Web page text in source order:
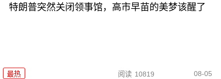
特朗普突然关闭领事馆，高市早苗的美梦该醒了
最热 阅读 10819 08-05